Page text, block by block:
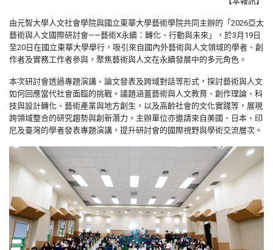
由元智大學人文社會學院與國立東華大學藝術學院共同主辦的「2026亞太
藝術與人文國際研討會——藝術X永續：轉化、行動與未來」，於3月19日
至20日在國立東華大學舉行，吸引來自國內外藝術與人文領域的學者、創
作者及實務工作者參與，聚焦藝術與人文在永續發展中的多元角色。
本次研討會透過專題演講、論文發表及跨域對話等形式，探討藝術與人文
如何回應當代社會面臨的挑戰。議題涵蓋藝術與人文教育、創作理論、科
技與設計轉化、藝術產業與地方創生，以及高齡社會的文化實踐等，展現
跨領域整合的研究趨勢與創新潛力。主辦單位亦邀請來自美國、日本、印
尼及臺灣的學者發表專題演講，提升研討會的國際視野與學術交流層次。